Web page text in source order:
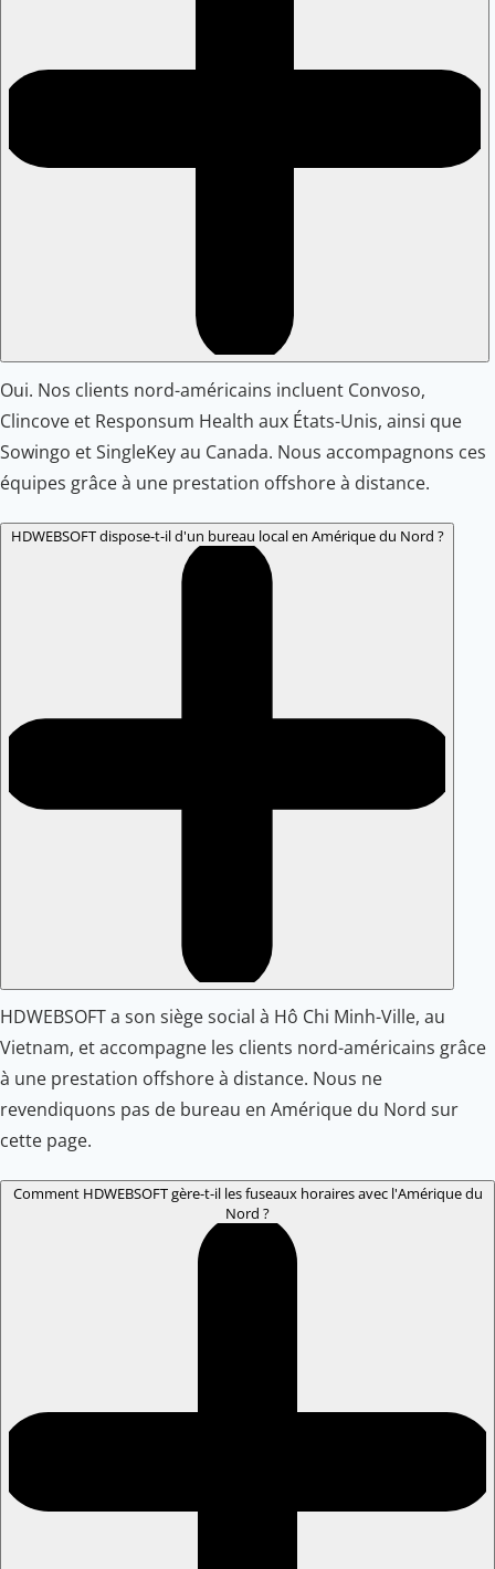
Oui. Nos clients nord-américains incluent Convoso,
Clincove et Responsum Health aux États-Unis, ainsi que
Sowingo et SingleKey au Canada. Nous accompagnons ces
équipes grâce à une prestation offshore à distance.
HDWEBSOFT dispose-t-il d'un bureau local en Amérique du Nord ?
HDWEBSOFT a son siège social à Hô Chi Minh-Ville, au
Vietnam, et accompagne les clients nord-américains grâce
à une prestation offshore à distance. Nous ne
revendiquons pas de bureau en Amérique du Nord sur
cette page.
Comment HDWEBSOFT gère-t-il les fuseaux horaires avec l'Amérique du
Nord ?